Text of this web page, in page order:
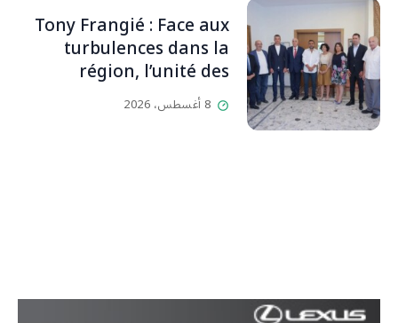
إقفاله لكنه لم يستطع لأنه
بيت رسالة وتاريخ وإيمان وقيم
مستمرة (صور وVideo)
Tony Frangié : Face aux
turbulences dans la
région, l’unité des
Libanais est primordiale
L’OLJ / Par Scarlett
8 أغسطس، 2026